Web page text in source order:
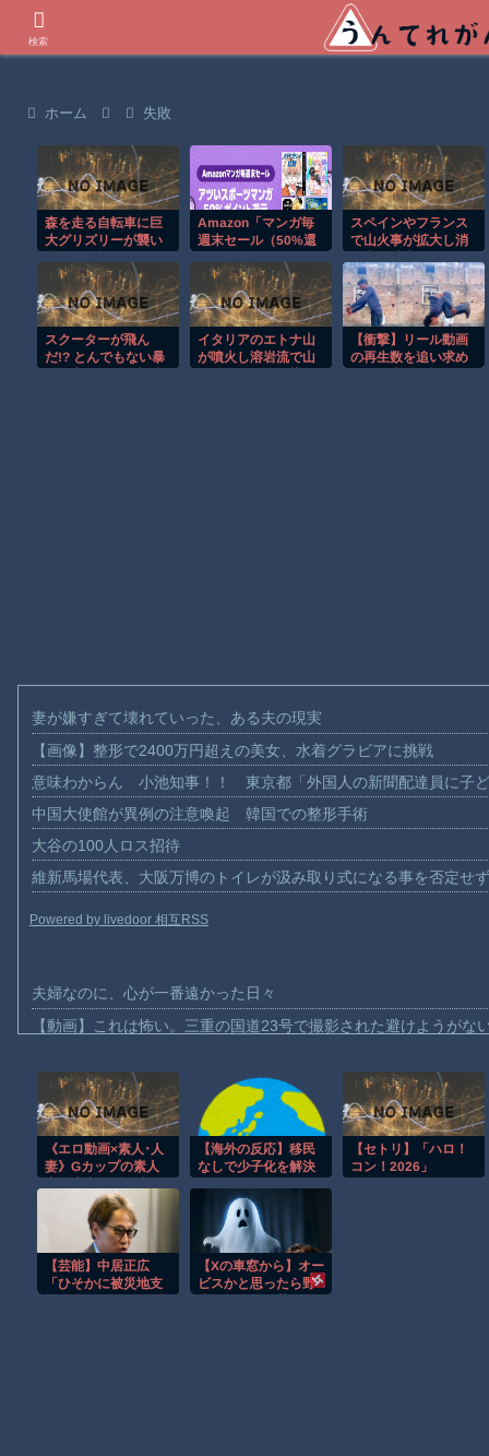
ホーム 失敗
森を走る自転車に巨
大グリズリーが襲い
映像！！
Amazon「マンガ毎
週末セール（50%還
ツマンガ祭り最終日
到来！！！
スペインやフランス
で山火事が拡大し消
スクーターが飛ん
だ!? とんでもない暴
イタリアのエトナ山
が噴火し溶岩流で山
【衝撃】リール動画
の再生数を追い求め
妻が嫌すぎて壊れていった、ある夫の現実
【画像】整形で2400万円超えの美女、水着グラビアに挑戦
意味わからん 小池知事！！ 東京都「外国人の新聞配達員に子
中国大使館が異例の注意喚起 韓国での整形手術
大谷の100人ロス招待
維新馬場代表、大阪万博のトイレが汲み取り式になる事を否定せ
Powered by livedoor 相互RSS
夫婦なのに、心が一番遠かった日々
【動画】これは怖い。三重の国道23号で撮影された避けようがな
【動画】世界一過酷なオフロードレースのコース設計が絶対にお
【悲報】テレ東の若手女子アナ「国民が勝手に我々取材陣にカ
ｗｗｗｗ
【珍事】サッカーの試合が原因で交通事故が起きてしまう。
【動画】急病人？横須賀の国道16号でおかしな事故が撮影される
Amazon「マンガ毎週末セール（50%還元）」アツいスポーツマ
【動画】ビッグフットの正体が判明
《エロ動画×素人･人
妻》Gカップの素人
下着のチェックをし
て電マで欲情させて
ホテルで中出しセッ
クス
【海外の反応】移民
なしで少子化を解決
いいんだ？ → 「現代
の経済は人口増加を
前提としているから
な」「福祉の崩壊も
ヤバい」
【セトリ】「ハロ！
コン！2026」
【芸能】中居正広
「ひそかに被災地支
【Xの車窓から】オー
ビスかと思ったら野
検索